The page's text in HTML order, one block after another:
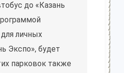
до «Казань
личных
Экспо», будет
парковок также